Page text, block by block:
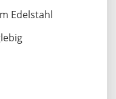
Edelstahl